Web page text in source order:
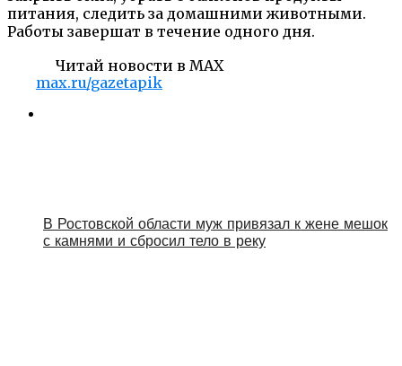
питания, следить за домашними животными.
Работы завершат в течение одного дня.
Читай новости в MAX
max.ru/gazetapik
В Ростовской области муж привязал к жене мешок
с камнями и сбросил тело в реку